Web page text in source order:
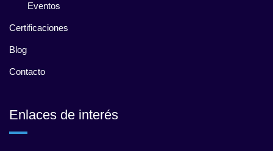
Eventos
Certificaciones
Blog
Contacto
Enlaces de interés